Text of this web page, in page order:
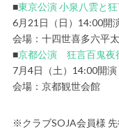
■東京公演 小泉八雲と
6月21日（日）14:00開
会場：十四世喜多六平
■京都公演 狂言百鬼夜
7月4日（土）14:00開演
会場：京都観世会館
※クラブSOJA会員様